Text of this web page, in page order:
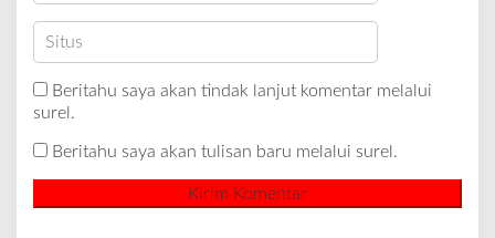
Beritahu saya akan tindak lanjut komentar melalui
surel.
Beritahu saya akan tulisan baru melalui surel.